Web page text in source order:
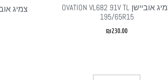
צמיג אוביישן OVATION VL682 91V TL
195/65R15
₪230.00